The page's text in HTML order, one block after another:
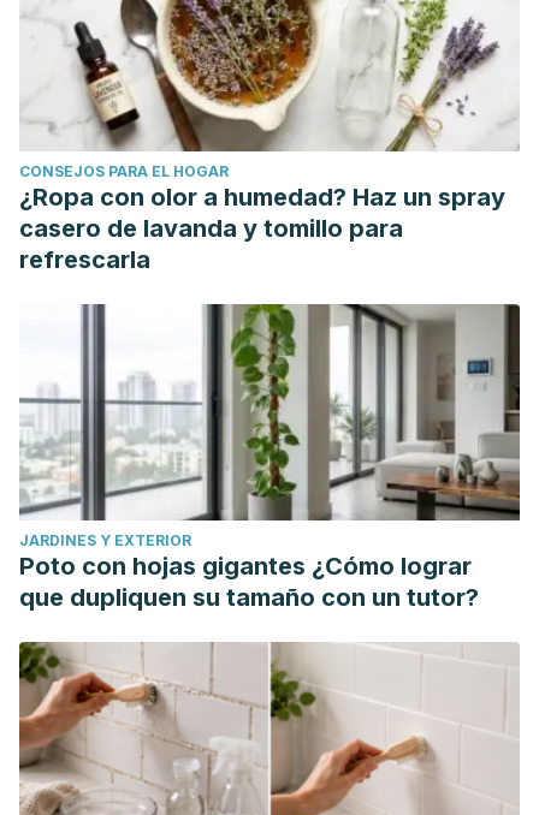
https://www.iquimica.unam.mx/images/iqseguro/
Blanqueador con cloro/Solución con hipoclorito de sodio.
Chemical Safety Facts.org.
https://www.chemicalsafetyfacts.org/es/blanqueador-con-
cloro-solucion-con-hipoclorito-de-sodio/
Efectos de las sustancias químicas al contacto con la piel:
Lo que deben saber los trabajadores. Centros para el
Control y Prevención de Enfermedades. Estados Unidos;
Escuela de Medicina. Facultad de Medicina. Pontificia
Universidad Católica de Chile. CITUC alerta sobre los
riesgos de la ingesta de silicona líquida en niños.
https://medicina.uc.cl/noticias/cituc-alerta-sobre-los-
riesgos-de-la-ingesta-de-silicona-liquida-en-ninos/
Los mohos (hongos) en el medio ambiente. Centros para el
Control y Prevención de Enfermedades. Estados Unidos;
2020. https://www.cdc.gov/mold/es/faqs.htm
CONSEJOS PARA EL HOGAR
¿Ropa con olor a humedad? Haz un spray
casero de lavanda y tomillo para
refrescarla
JARDINES Y EXTERIOR
Poto con hojas gigantes ¿Cómo lograr
que dupliquen su tamaño con un tutor?